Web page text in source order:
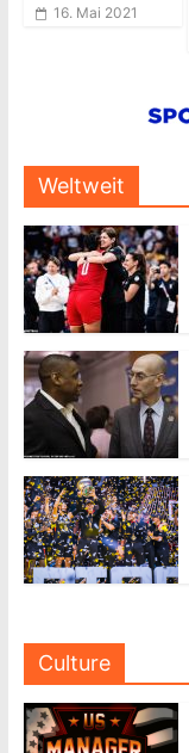
16. Mai 2021
Weltweit
Culture